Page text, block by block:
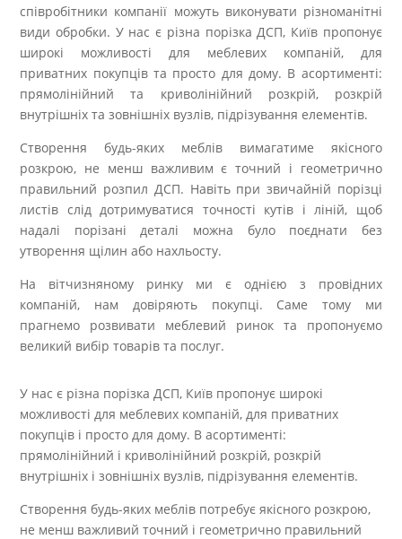
співробітники компанії можуть виконувати різноманітні
види обробки. У нас є різна порізка ДСП, Київ пропонує
широкі можливості для меблевих компаній, для
приватних покупців та просто для дому. В асортименті:
прямолінійний та криволінійний розкрій, розкрій
внутрішніх та зовнішніх вузлів, підрізування елементів.
Створення будь-яких меблів вимагатиме якісного
розкрою, не менш важливим є точний і геометрично
правильний розпил ДСП. Навіть при звичайній порізці
листів слід дотримуватися точності кутів і ліній, щоб
надалі порізані деталі можна було поєднати без
утворення щілин або нахльосту.
На вітчизняному ринку ми є однією з провідних
компаній, нам довіряють покупці. Саме тому ми
прагнемо розвивати меблевий ринок та пропонуємо
великий вибір товарів та послуг.
У нас є різна порізка ДСП, Київ пропонує широкі
можливості для меблевих компаній, для приватних
покупців і просто для дому. В асортименті:
прямолінійний і криволінійний розкрій, розкрій
внутрішніх і зовнішніх вузлів, підрізування елементів.
Створення будь-яких меблів потребує якісного розкрою,
не менш важливий точний і геометрично правильний